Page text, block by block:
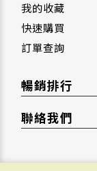
我的收藏
快速購買
訂單查詢
暢銷排行
聯絡我們